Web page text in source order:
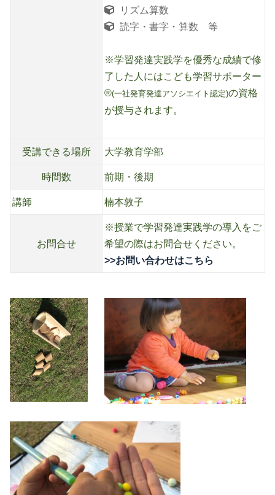
リズム算数
読字・書字・算数 等
※学習発達実践学を優秀な成績で修
了した人にはこども学習サポーター
®(一社発育発達アソシエイト認定)の資格
が授与されます。
受講できる場所 大学教育学部
時間数 前期・後期
講師 楠本敦子
お問合せ
※授業で学習発達実践学の導入をご
希望の際はお問合せください。
>>お問い合わせはこちら